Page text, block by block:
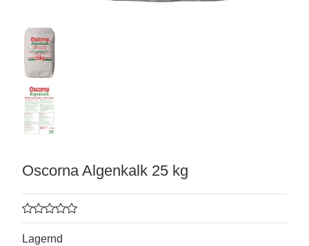
Oscorna Algenkalk 25 kg
Lagernd